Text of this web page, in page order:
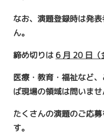
なお、演題登録時は発
ん。
締め切りは 6 月 20 日（
医療・教育・福祉など
ば現場の領域は問いませ
たくさんの演題のご応
す。